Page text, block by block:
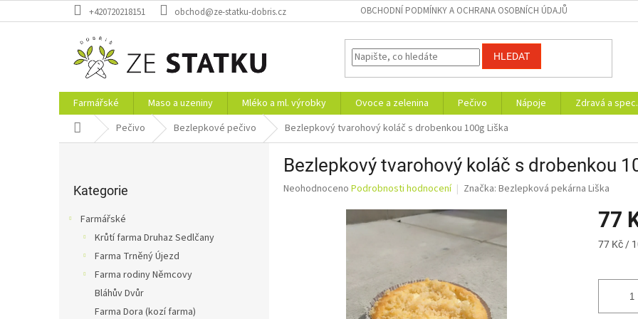
na
+420720218151 obchod@ze-statku-dobris.cz OBCHODNÍ PODMÍNKY A OCHRANA OSOBNÍCH ÚDAJŮ
HLEDAT
Farmářské Maso a uzeniny Mléko a ml. výrobky Ovoce a zelenina Pečivo Nápoje Zdravá a
Domů Pečivo Bezlepkové pečivo Bezlepkový tvarohový koláč s drobenkou 100g Liška
kategorie
Kategorie
Farmářské
Krůtí farma Druhaz Sedlčany
Farma Trněný Újezd
Farma rodiny Němcovy
Bláhův Dvůr
Farma Dora (kozí farma)
Bezlepkový tvarohový koláč s drobenkou
Průměrné
Neohodnoceno Podrobnosti hodnocení Značka: Bezlepková pekárna Liška
77
Měrná
77 Kč /